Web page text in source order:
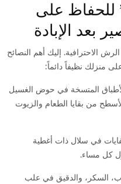
للحفاظ على
بعد الإبادة
الاحترافية. إليك أهم النصائح
منزلك نظيفاً دائماً:
المتسخة في حوض الغسيل
من بقايا الطعام والزيوت
في سلال ذات أغطية
كل مساء.
السكر، والدقيق في علب